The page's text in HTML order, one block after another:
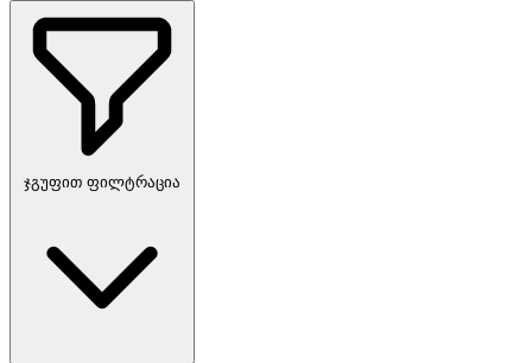
ჯგუფით ფილტრაცია